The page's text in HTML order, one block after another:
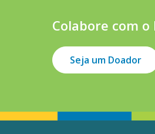
Colabore com
Seja um Doador